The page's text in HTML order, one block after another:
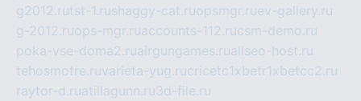
g2012.rutst-1.rushaggy-cat.ruopsmgr.ruev-gallery.ru
g-2012.ruops-mgr.ruaccounts-112.rucsm-demo.ru
poka-vse-doma2.ruairgungames.ruallseo-host.ru
tehosmotre.ruvarieta-yug.rucricetc1xbetr1xbetcc2.ru
raytor-d.ruatillagunn.ru3d-file.ru